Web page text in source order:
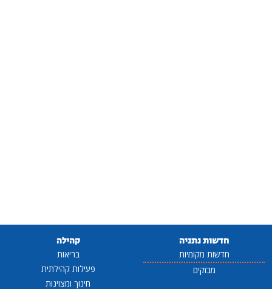
חדשות נתניה
חדשות מקומיות
מבזקים
קהילה
בריאות
פעילות קהילתית
חינוך ומצוינות